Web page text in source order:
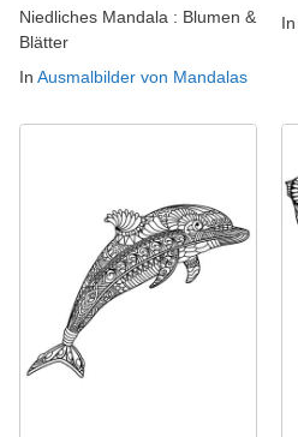
Niedliches Mandala : Blumen &
Blätter
In Ausmalbilder von Mandalas
In